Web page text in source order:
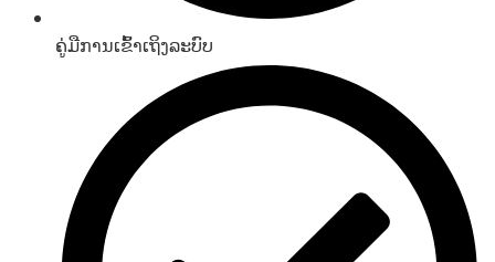
ຄູ່ມືການເຂົ້າເຖິງລະບົບ